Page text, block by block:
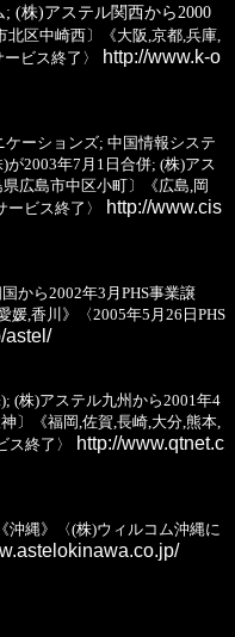
(株)アステル関西から2000
北区中崎西〕《大阪,京都,兵庫,
ビス終了〉
http://www.k-o
ケーションズ; 中国情報システ
年7月1日合併; (株)アス
広島市中区小町〕《広島,岡
ビス終了〉
http://www.cis
から2002年3月PHS事業譲
媛,香川》〈2005年5月26日PHS
astel/
(株)アステル九州から2001年4
〕《福岡,佐賀,長崎,大分,熊本,
ス終了〉
http://www.qtnet.c
沖縄》〈(株)ウィルコム沖縄に